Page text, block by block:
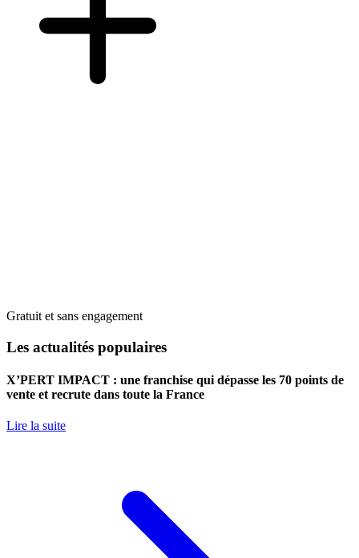
Gratuit et sans engagement
Les actualités populaires
X’PERT IMPACT : une franchise qui dépasse les 70 points de
vente et recrute dans toute la France
Lire la suite